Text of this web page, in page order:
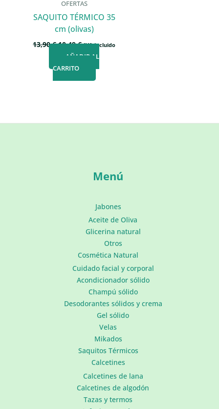
OFERTAS
SAQUITO TÉRMICO 35
cm (olivas)
13,90€El
precio
era:
10,49€El
actual
10,49 €.
IVA incluido
AÑADIR AL
CARRITO
Menú
Jabones
Aceite de Oliva
Glicerina natural
Otros
Cosmética Natural
Cuidado facial y corporal
Acondicionador sólido
Champú sólido
Desodorantes sólidos y crema
Gel sólido
Velas
Mikados
Saquitos Térmicos
Calcetines
Calcetines de lana
Calcetines de algodón
Tazas y termos